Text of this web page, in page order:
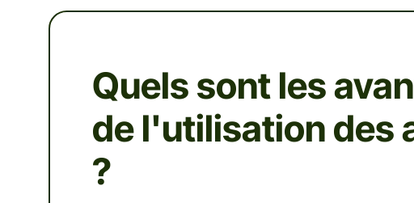
Quels sont les
de l'utilisation des
?